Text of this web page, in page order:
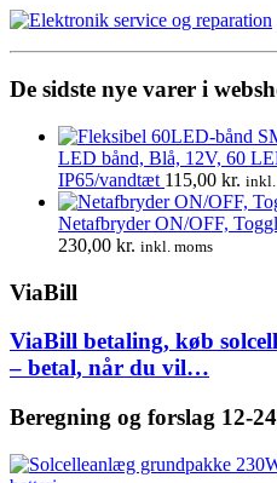
De sidste nye varer i
LED bånd, Blå, 12V, 60
IP65/vandtæt 115,00 kr. inkl.
Netafbryder ON/OFF,
230,00 kr. inkl. moms
ViaBill
ViaBill betaling, køb
– betal, når du vil…
Beregning og forslag 12-